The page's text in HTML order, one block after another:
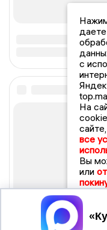
с
На
все
Вы
или